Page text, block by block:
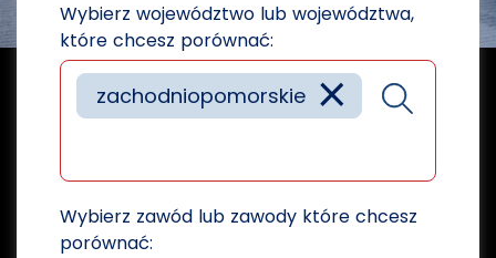
Wybierz województwo lub województwa,
które chcesz porównać:
×
zachodniopomorskie
Wybierz zawód lub zawody które chcesz
porównać: